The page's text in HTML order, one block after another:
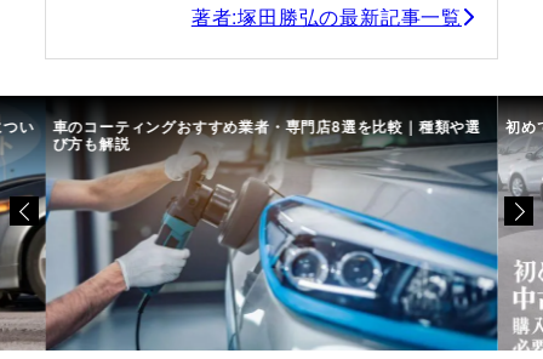
著者:塚田勝弘の最新記事一覧
い 車のコーティングおすすめ業者・専門店8選を比較｜種類や選
び方も解説
初め